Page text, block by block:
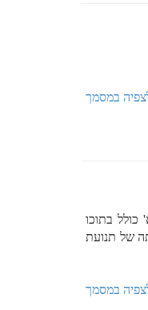
במסמך
בתוכו
של תנועת
במסמך